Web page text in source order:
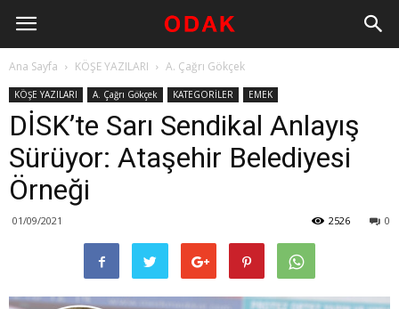
Ana Sayfa KÖŞE YAZILARI A. Çağrı Gökçek
KÖŞE YAZILARI A. Çağrı Gökçek KATEGORİLER EMEK
DİSK’te Sarı Sendikal Anlayış
Sürüyor: Ataşehir Belediyesi
Örneği
01/09/2021 0
2526